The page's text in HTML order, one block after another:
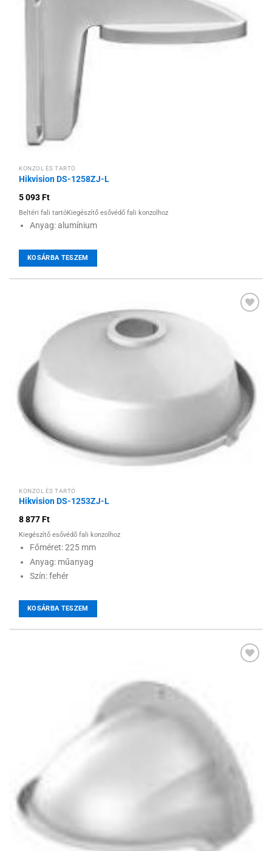
Hozzáadás a
kívánságlistához
KONZOL ÉS TARTÓ
Hikvision DS-1258ZJ-L
5 093Ft
Beltéri fali tartóKiegészítő esővédő fali konzolhoz
Anyag: alumínium
KOSÁRBA TESZEM
KONZOL ÉS TARTÓ
Hikvision DS-1253ZJ-L
8 877Ft
Kiegészítő esővédő fali konzolhoz
Főméret: 225 mm
Anyag: műanyag
Szín: fehér
KOSÁRBA TESZEM